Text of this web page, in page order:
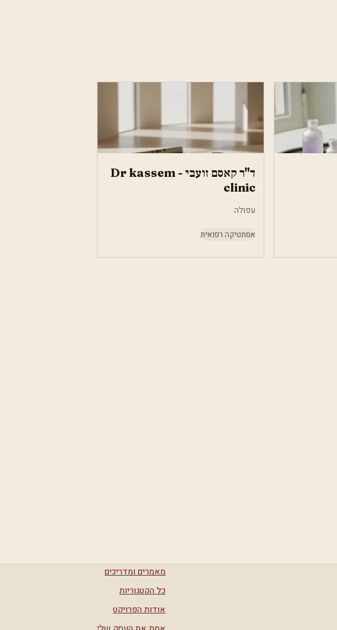
ד"ר קאסם זועבי - Dr kassem
clinic
עפולה
אסתטיקה רפואית
מאמרים ומדריכים
כל הקטגוריות
אודות הפרויקט
אמת את העסק שלי